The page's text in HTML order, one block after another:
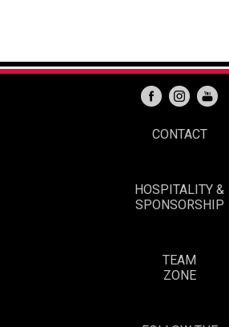
CONTACT
HOSPITALITY &
SPONSORSHIP
TEAM
ZONE